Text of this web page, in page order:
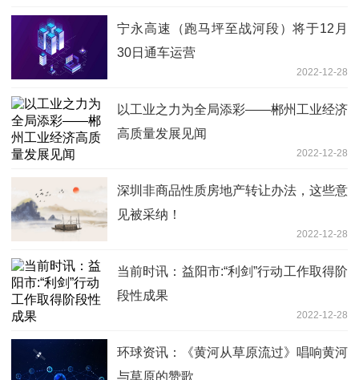
宁永高速（跑马坪至战河段）将于12月
30日通车运营
2022-12-28
以工业之力为全局添彩——郴州工业经济
高质量发展见闻
2022-12-28
深圳非商品性质房地产转让办法，这些意
见被采纳！
2022-12-28
当前时讯：益阳市:“利剑”行动工作取得阶
段性成果
2022-12-28
环球资讯：《黄河从草原流过》唱响黄河
与草原的赞歌